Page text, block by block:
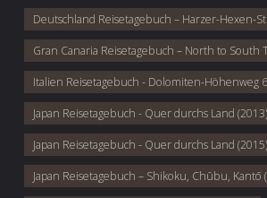
Deutschland Reisetagebuch – Harzer-Hexen-
Gran Canaria Reisetagebuch – North to South
Italien Reisetagebuch - Dolomiten-Höhenweg
Japan Reisetagebuch - Quer durchs Land (2013)
Japan Reisetagebuch - Quer durchs Land (2015)
Japan Reisetagebuch – Shikoku, Chūbu, Kantō